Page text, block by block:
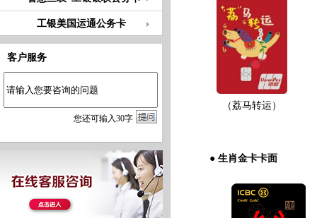
工银美国运通公务卡
客户服务
您还可输入30字
（荔马转运）
● 生肖金卡卡面